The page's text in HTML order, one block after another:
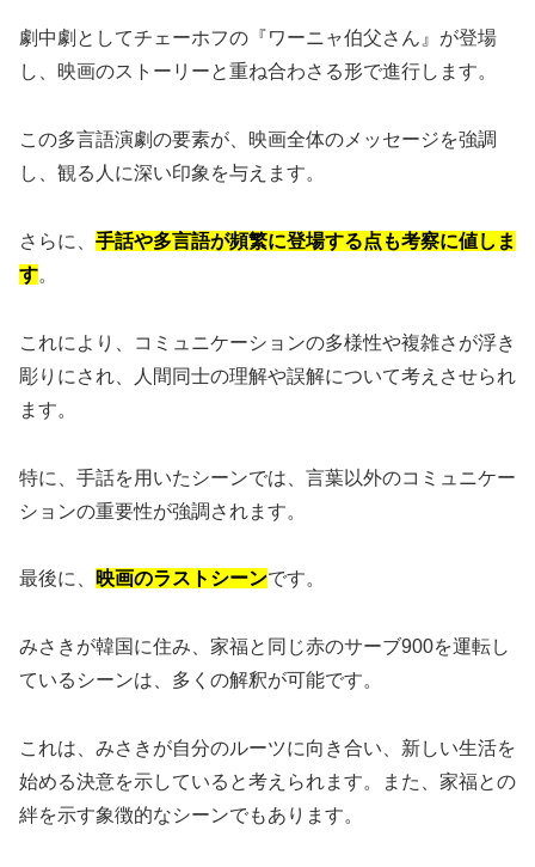
劇中劇としてチェーホフの『ワーニャ伯父さん』が登場
し、映画のストーリーと重ね合わさる形で進行します。
この多言語演劇の要素が、映画全体のメッセージを強調
し、観る人に深い印象を与えます。
さらに、 手話や多言語が頻繁に登場する点も考察に値しま
す。
これにより、コミュニケーションの多様性や複雑さが浮き
彫りにされ、人間同士の理解や誤解について考えさせられ
ます。
特に、手話を用いたシーンでは、言葉以外のコミュニケー
ションの重要性が強調されます。
最後に、 映画のラストシーンです。
みさきが韓国に住み、家福と同じ赤のサーブ900を運転し
ているシーンは、多くの解釈が可能です。
これは、みさきが自分のルーツに向き合い、新しい生活を
始める決意を示していると考えられます。また、家福との
絆を示す象徴的なシーンでもあります。